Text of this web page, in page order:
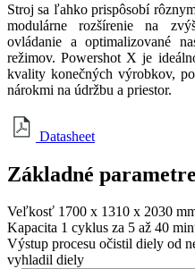
Stroj sa ľahko prispôsobí
modulárne rozšírenie na
ovládanie a optimalizované
režimov. Powershot X je
kvality konečných výrobkov,
nárokmi na údržbu a priestor.
Datasheet
Základné parametre
Veľkosť 1700 x 1310 x 2030
Kapacita 1 cyklus za 5 až 40
Výstup procesu očistil diely od
vyhladil diely